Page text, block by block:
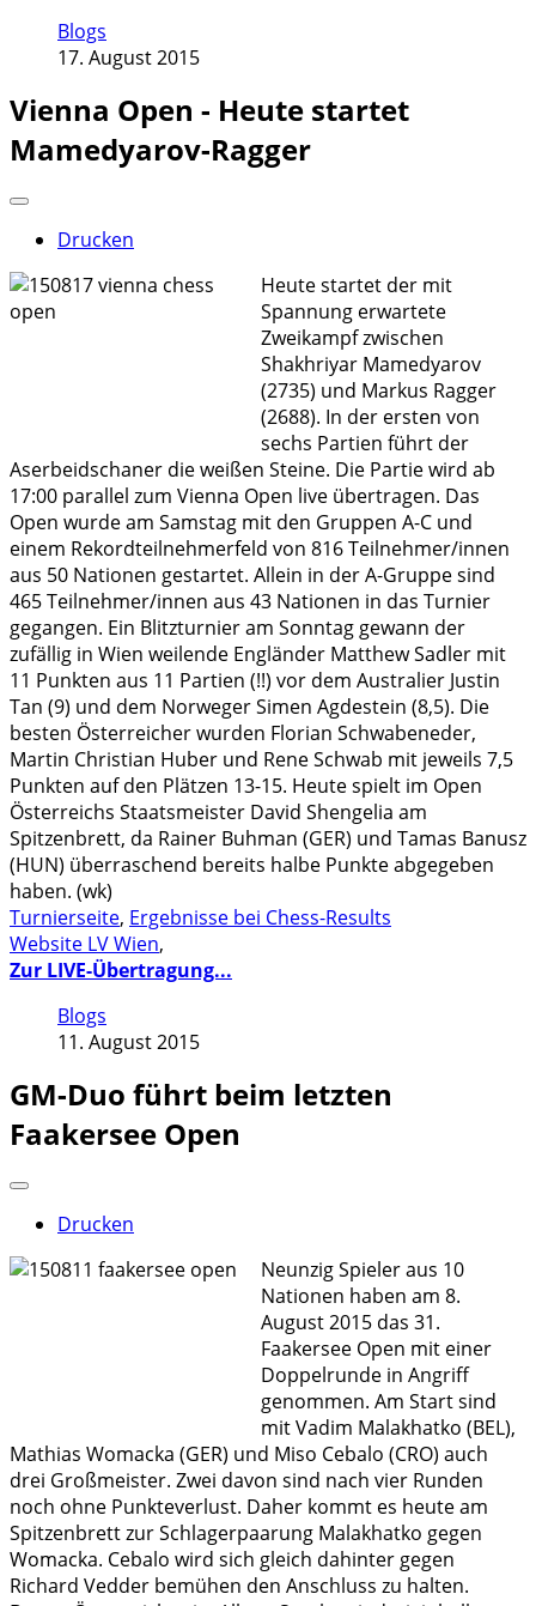
Blogs
17. August 2015
Vienna Open - Heute startet
Mamedyarov-Ragger
Drucken
Heute startet der mit
Spannung erwartete
Zweikampf zwischen
Shakhriyar Mamedyarov
(2735) und Markus Ragger
(2688). In der ersten von
sechs Partien führt der
Aserbeidschaner die weißen Steine. Die Partie wird ab
17:00 parallel zum Vienna Open live übertragen. Das
Open wurde am Samstag mit den Gruppen A-C und
einem Rekordteilnehmerfeld von 816 Teilnehmer/innen
aus 50 Nationen gestartet. Allein in der A-Gruppe sind
465 Teilnehmer/innen aus 43 Nationen in das Turnier
gegangen. Ein Blitzturnier am Sonntag gewann der
zufällig in Wien weilende Engländer Matthew Sadler mit
11 Punkten aus 11 Partien (!!) vor dem Australier Justin
Tan (9) und dem Norweger Simen Agdestein (8,5). Die
besten Österreicher wurden Florian Schwabeneder,
Martin Christian Huber und Rene Schwab mit jeweils 7,5
Punkten auf den Plätzen 13-15. Heute spielt im Open
Österreichs Staatsmeister David Shengelia am
Spitzenbrett, da Rainer Buhman (GER) und Tamas Banusz
(HUN) überraschend bereits halbe Punkte abgegeben
haben. (wk)
Turnierseite, Ergebnisse bei Chess-Results
Website LV Wien,
Zur LIVE-Übertragung...
Blogs
11. August 2015
GM-Duo führt beim letzten
Faakersee Open
Drucken
Neunzig Spieler aus 10
Nationen haben am 8.
August 2015 das 31.
Faakersee Open mit einer
Doppelrunde in Angriff
genommen. Am Start sind
mit Vadim Malakhatko (BEL),
Mathias Womacka (GER) und Miso Cebalo (CRO) auch
drei Großmeister. Zwei davon sind nach vier Runden
noch ohne Punkteverlust. Daher kommt es heute am
Spitzenbrett zur Schlagerpaarung Malakhatko gegen
Womacka. Cebalo wird sich gleich dahinter gegen
Richard Vedder bemühen den Anschluss zu halten.